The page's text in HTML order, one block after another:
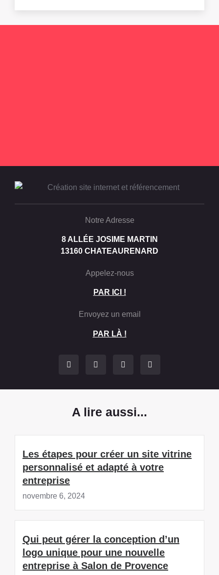
Notre Adresse
8 ALLÉE JOSIME MARTIN
13160 CHATEAURENARD
Appelez-nous
PAR ICI !
Envoyez un email
PAR LÀ !
A lire aussi...
Les étapes pour créer un site vitrine
personnalisé et adapté à votre
entreprise
novembre 6, 2024
Qui peut gérer la conception d’un
logo unique pour une nouvelle
entreprise à Salon de Provence